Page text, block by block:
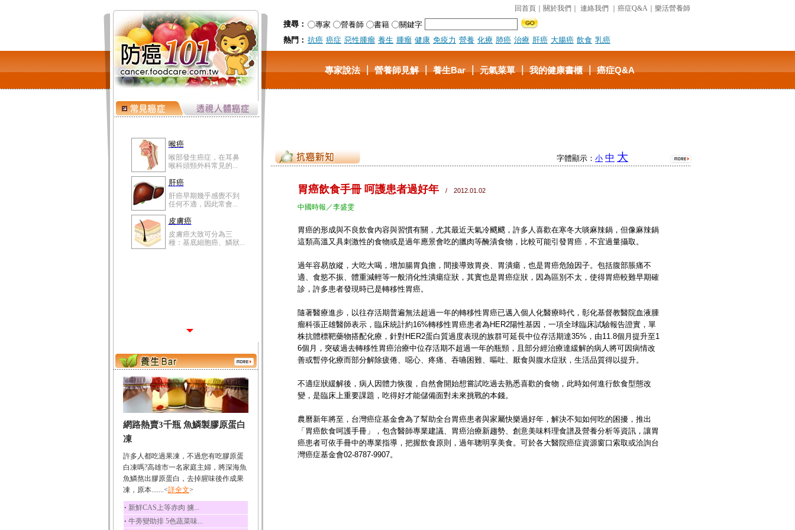
回首頁 關於我們 連絡我們 癌症Q&A 樂活營養師
搜尋： 專家 營養師 書籍
關鍵字
熱門： 抗癌 癌症 惡性腫瘤 養生 腫瘤 健康 免疫力 營養 化療 肺癌 治療 肝癌 大腸癌 飲食 乳癌
專家說法｜ 營養師見解｜ 養生Bar 元氣菜單 我的健康書櫃 癌症Q&A
喉癌
喉部發生癌症，在耳鼻
喉科頭頸外科常見的...
肝癌
肝癌早期幾乎感覺不到
任何不適，因此常會...
皮膚癌
皮膚癌大致可分為三
種：基底細胞癌、鱗狀...
網路熱賣3千瓶 魚鱗製膠原蛋白
凍
許多人都吃過果凍，不過您有吃膠原蛋
白凍嗎?高雄市一名家庭主婦，將深海魚
魚鱗熬出膠原蛋白，去掉腥味後作成果
凍，原本.......<詳全文>
‧ 新鮮CAS上等赤肉 擄...
‧ 牛蒡變助排 5色蔬菜味...
字體顯示： 小 中 大
胃癌飲食手冊 呵護患者過好年 / 2012.01.02
中國時報／李盛雯
胃癌的形成與不良飲食內容與習慣有關，尤其最近天氣冷颼颼，許多人喜歡在寒冬大啖麻辣鍋，但像麻辣鍋
這類高溫又具刺激性的食物或是過年應景會吃的臘肉等醃漬食物，比較可能引發胃癌，不宜過量攝取。
過年容易放縱，大吃大喝，增加腸胃負擔，間接導致胃炎、胃潰瘍，也是胃癌危險因子。包括腹部脹痛不
適、食慾不振、體重減輕等一般消化性潰瘍症狀，其實也是胃癌症狀，因為區別不太，使得胃癌較難早期確
診，許多患者發現時已是轉移性胃癌。
隨著醫療進步，以往存活期普遍無法超過一年的轉移性胃癌已邁入個人化醫療時代，彰化基督教醫院血液腫
瘤科張正雄醫師表示，臨床統計約16%轉移性胃癌患者為HER2陽性基因，一項全球臨床試驗報告證實，單
株抗體標靶藥物搭配化療，針對HER2蛋白質過度表現的族群可延長中位存活期達35%，由11.8個月提升至1
6個月，突破過去轉移性胃癌治療中位存活期不超過一年的瓶頸，且部分經治療達緩解的病人將可因病情改
善或暫停化療而部分解除疲倦、噁心、疼痛、吞嚥困難、嘔吐、厭食與腹水症狀，生活品質得以提升。
不適症狀緩解後，病人因體力恢復，自然會開始想嘗試吃過去熟悉喜歡的食物，此時如何進行飲食型態改
變，是臨床上重要課題，吃得好才能儲備面對未來挑戰的本錢。
農曆新年將至，台灣癌症基金會為了幫助全台胃癌患者與家屬快樂過好年，解決不知如何吃的困擾，推出
「胃癌飲食呵護手冊」，包含醫師專業建議、胃癌治療新趨勢、創意美味料理食譜及營養分析等資訊，讓胃
癌患者可依手冊中的專業指導，把握飲食原則，過年聰明享美食。可於各大醫院癌症資源窗口索取或洽詢台
灣癌症基金會02-8787-9907。